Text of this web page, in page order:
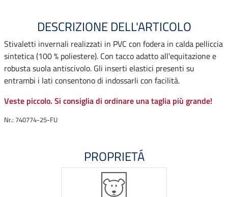
DESCRIZIONE DELL'ARTICOLO
Stivaletti invernali realizzati in PVC con fodera in calda pelliccia
sintetica (100 % poliestere). Con tacco adatto all'equitazione e
robusta suola antiscivolo. Gli inserti elastici presenti su
entrambi i lati consentono di indossarli con facilità.
Veste piccolo. Si consiglia di ordinare una taglia più grande!
Nr.: 740774-25-FU
PROPRIETÁ